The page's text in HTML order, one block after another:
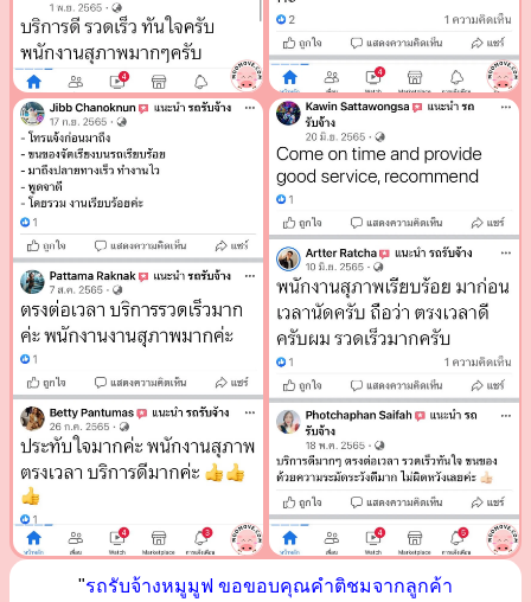
"รถรับจ้างหมูมูฟ ขอขอบคุณคำติชมจากลูกค้า